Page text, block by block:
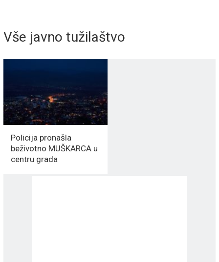
Vše javno tužilaštvo
Policija pronašla
beživotno MUŠKARCA u
centru grada